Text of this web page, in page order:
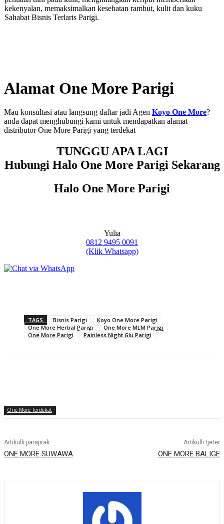
kekenyalan, memaksimalkan kesehatan rambut, kulit dan kuku
Sahabat Bisnis Terlaris Parigi.
Alamat One More Parigi
Mau konsultasi atau langsung daftar jadi Agen Koyo One More?
anda dapat menghubungi kami untuk mendapatkan alamat
distributor One More Parigi yang terdekat
TUNGGU APA LAGI
Hubungi Halo One More Parigi Sekarang
Halo One More Parigi
Yulia
0812 9495 0091
(Klik Whatsapp)
TAGS Bisnis Parigi
Koyo One More Parigi
One More Herbal Parigi
One More MLM Parigi
One More Parigi
Painless Night Glu Parigi
One More Terdekat
Artikulli paraprak
ONE MORE SUWAWA
Artikulli tjetër
ONE MORE BALIGE